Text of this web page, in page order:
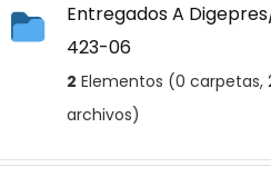
Entregados A
423-06
2 Elementos (0 carpetas,
archivos)